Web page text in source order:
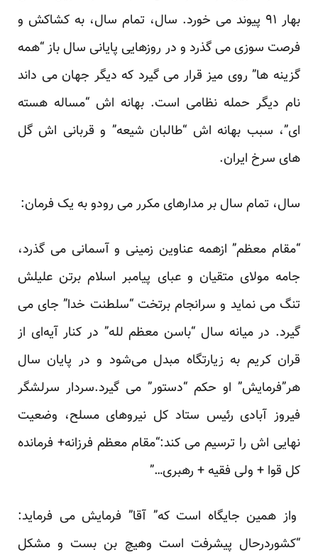
بهار ۹۱ پیوند می خورد. سال، تمام سال، به کشاکش و
فرصت سوزی می گذرد و در روزهایی پایانی سال باز “همه
گزینه ها” روی میز قرار می گیرد که دیگر جهان می داند
نام دیگر حمله نظامی است. بهانه اش “مساله هسته
ای”، سبب بهانه اش “طالبان شیعه” و قربانی اش گل
های سرخ ایران.
سال، تمام سال بر مدارهای مکرر می رودو به یک فرمان:
“مقام معظم” ازهمه عناوین زمینی و آسمانی می گذرد،
جامه مولای متقیان و عبای پیامبر اسلام برتن علیلش
تنگ می نماید و سرانجام برتخت “سلطنت خدا” جای می
گیرد. در میانه سال “باسن معظم لله” در کنار آیه‌ای از
قران کریم به زیارتگاه مبدل می‌شود و در پایان سال
هر”فرمایش” او حکم “دستور” می گیرد.سردار سرلشگر
فیروز آبادی رئیس ستاد کل نیروهای مسلح، وضعیت
نهایی اش را ترسیم می کند:“مقام معظم فرزانه+ فرمانده
کل قوا + ولی فقیه + رهبری…”
واز همین جایگاه است که” آقا” فرمایش می فرماید:
“کشوردرحال پیشرفت است وهیچ بن بست و مشکل